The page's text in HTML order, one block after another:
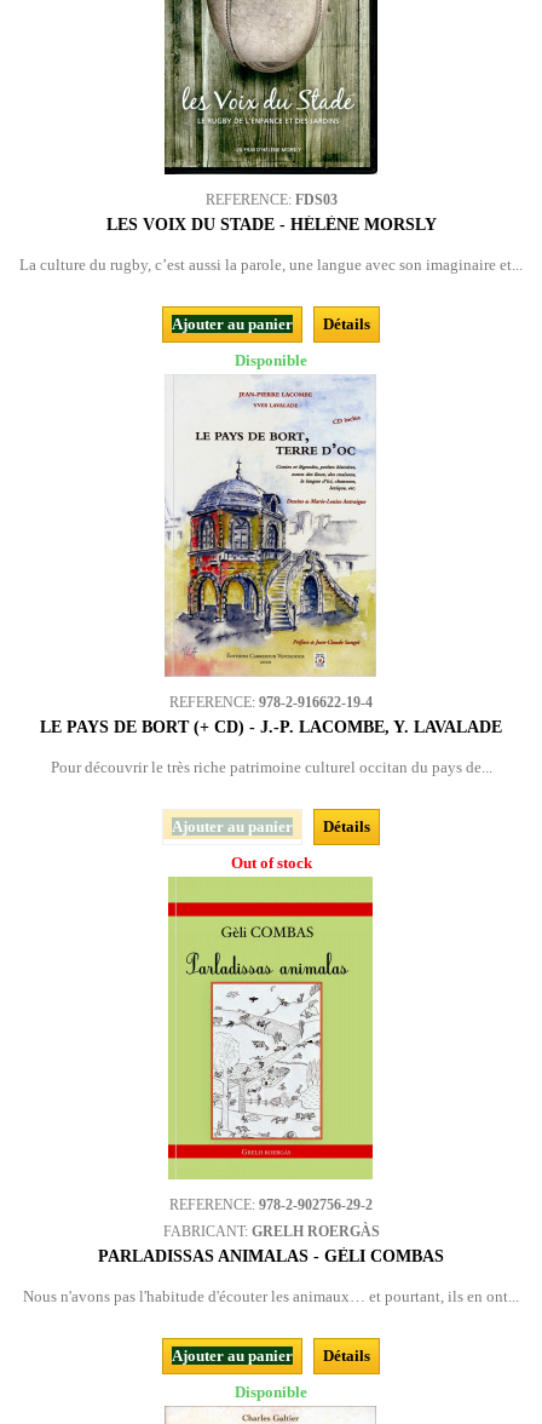
REFERENCE: FDS03
LES VOIX DU STADE - HÉLÈNE MORSLY
La culture du rugby, c’est aussi la parole, une langue avec son imaginaire et...
Ajouter au panier
Détails
Disponible
REFERENCE: 978-2-916622-19-4
LE PAYS DE BORT (+ CD) - J.-P. LACOMBE, Y. LAVALADE
Pour découvrir le très riche patrimoine culturel occitan du pays de...
Ajouter au panier
Détails
Out of stock
REFERENCE: 978-2-902756-29-2
FABRICANT: GRELH ROERGÀS
PARLADISSAS ANIMALAS - GÈLI COMBAS
Nous n'avons pas l'habitude d'écouter les animaux… et pourtant, ils en ont...
Ajouter au panier
Détails
Disponible